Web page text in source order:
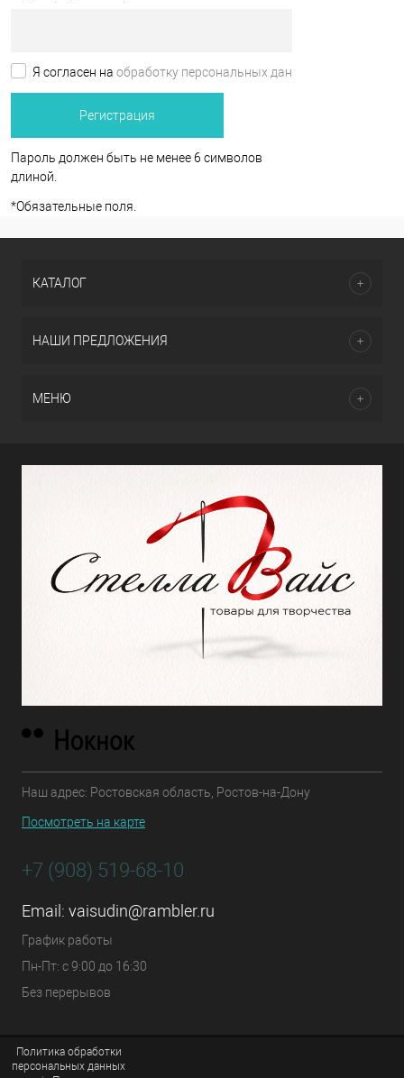
Я согласен на обработку персональных данных.
Пароль должен быть не менее 6 символов
длиной.
*Обязательные поля.
КАТАЛОГ
НАШИ ПРЕДЛОЖЕНИЯ
МЕНЮ
Наш адрес: Ростовская область, Ростов-на-Дону
Посмотреть на карте
+7 (908) 519-68-10
Email: vaisudin@rambler.ru
График работы
Пн-Пт: с 9:00 до 16:30
Без перерывов
Политика обработки
персональных данных